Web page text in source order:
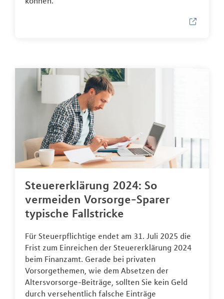
Steuererklärung 2024: So
vermeiden Vorsorge-Sparer
typische Fallstricke
Für Steuerpflichtige endet am 31. Juli 2025 die
Frist zum Einreichen der Steuererklärung 2024
beim Finanzamt. Gerade bei privaten
Vorsorgethemen, wie dem Absetzen der
Altersvorsorge-Beiträge, sollten Sie kein Geld
durch versehentlich falsche Einträge